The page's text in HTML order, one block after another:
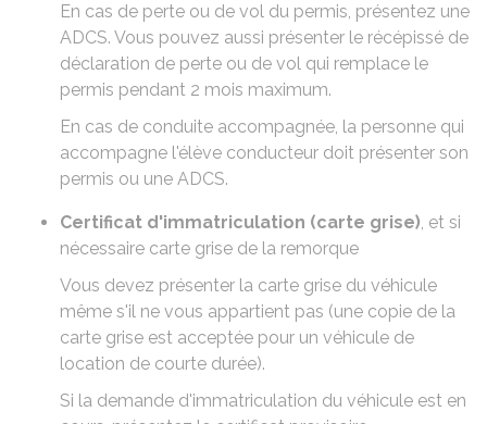
En cas de perte ou de vol du permis, présentez une
ADCS. Vous pouvez aussi présenter le récépissé de
déclaration de perte ou de vol qui remplace le
permis pendant 2 mois maximum.
En cas de conduite accompagnée, la personne qui
accompagne l'élève conducteur doit présenter son
permis ou une ADCS.
Certificat d'immatriculation (carte grise), et si
nécessaire carte grise de la remorque
Vous devez présenter la carte grise du véhicule
même s'il ne vous appartient pas (une copie de la
carte grise est acceptée pour un véhicule de
location de courte durée).
Si la demande d'immatriculation du véhicule est en